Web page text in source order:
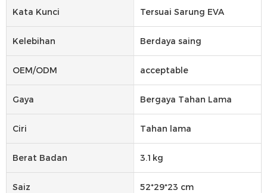
Kata Kunci Tersuai Sarung EVA
Kelebihan Berdaya saing
OEM/ODM acceptable
Gaya Bergaya Tahan Lama
Ciri Tahan lama
Berat Badan 3.1kg
Saiz 52*29*23 cm